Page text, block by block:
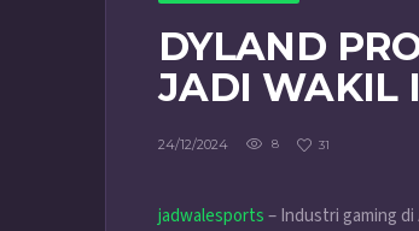
DYLAND
JADI WAKIL
24/12/2024 8 31
jadwalesports– Industri gaming